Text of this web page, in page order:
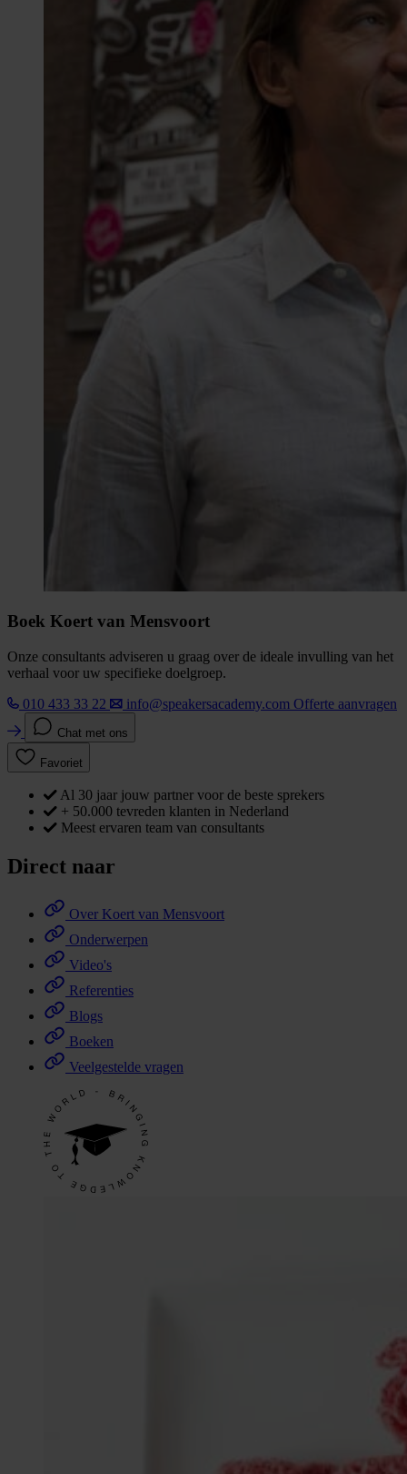
Boek Koert van Mensvoort
Onze consultants adviseren u graag over de ideale invulling van het
verhaal voor uw specifieke doelgroep.
010 433 33 22
info@speakersacademy.com Offerte aanvragen
Chat met ons
Favoriet
Al 30 jaar jouw partner voor de beste sprekers
+ 50.000 tevreden klanten in Nederland
Meest ervaren team van consultants
Direct naar
Over Koert van Mensvoort
Onderwerpen
Video's
Referenties
Blogs
Boeken
Veelgestelde vragen